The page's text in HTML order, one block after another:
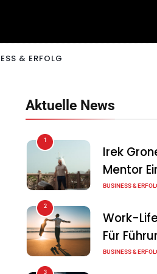
& ERFOLG
Aktuelle News
1
Irek
Mentor
BUSINESS &
2
Work-
Für
Illusion
BUSINESS &
3